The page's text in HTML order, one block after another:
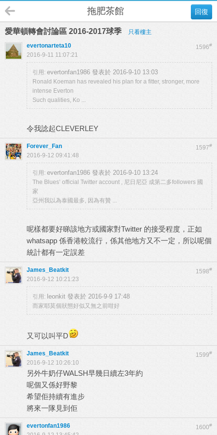
回復
拖肥茶館
愛華頓轉會討論區 2016-2017球季 只看樓主
1596#
evertonarteta10
2016-9-11 11:07:21
引用: evertonfan1986 發表於 2016-9-10 13:03
Ronald Koeman has revealed his plan for a fitter, stronger, more
intense Everton
Such qualities, Ko ...
令我諗起CLEVERLEY
1597#
Forever_Fan
2016-9-12 09:41:48
引用: evertonfan1986 發表於 2016-9-10 13:24
The Blues’ official Twitter account , 尼日尼亞 成第二多followers 國
家
亞州我以為泰國最多, 因為有贊 ...
呢樣都要好睇該地方或國家對Twitter 的接受程度，正如
whatsapp 係香港較流行，係其他地方又不一定，所以呢個
統計都有一定誤差
1598#
James_Beatkit
2016-9-12 10:21:23
引用: leonkit 發表於 2016-9-9 17:48
而家耶莫個狀態好似又無之前咁好
又可以叫平D
1599#
James_Beatkit
2016-9-12 10:26:10
另外牛奶仔WALSH早幾日續左3年約
呢個又係好野黎
希望佢持續有進步
將來一隊見到佢
1600#
evertonfan1986